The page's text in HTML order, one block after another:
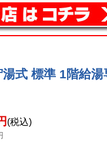
式 標準 1階給
(税込)